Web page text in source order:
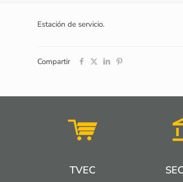
Estación de servicio.
Compartir
TVEC